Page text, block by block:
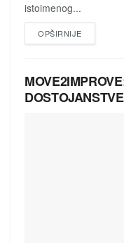
istoimenog...
OPŠIRNIJEDETAILS